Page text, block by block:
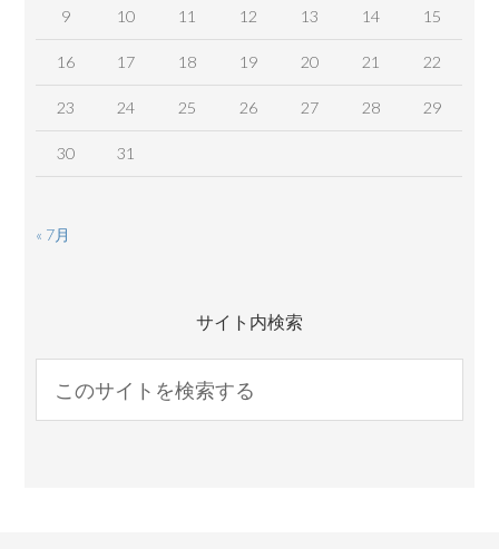
9 10 11 12 13 14 15
16 17 18 19 20 21 22
23 24 25 26 27 28 29
30 31
« 7月
サイト内検索